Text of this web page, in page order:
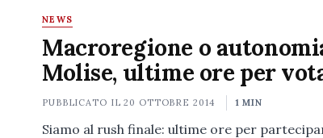
NEWS
Macroregione o
Molise, ultime ore per
PUBBLICATO IL20 OTTOBRE 2014 1 MIN
Siamo al rush finale: ultime ore per